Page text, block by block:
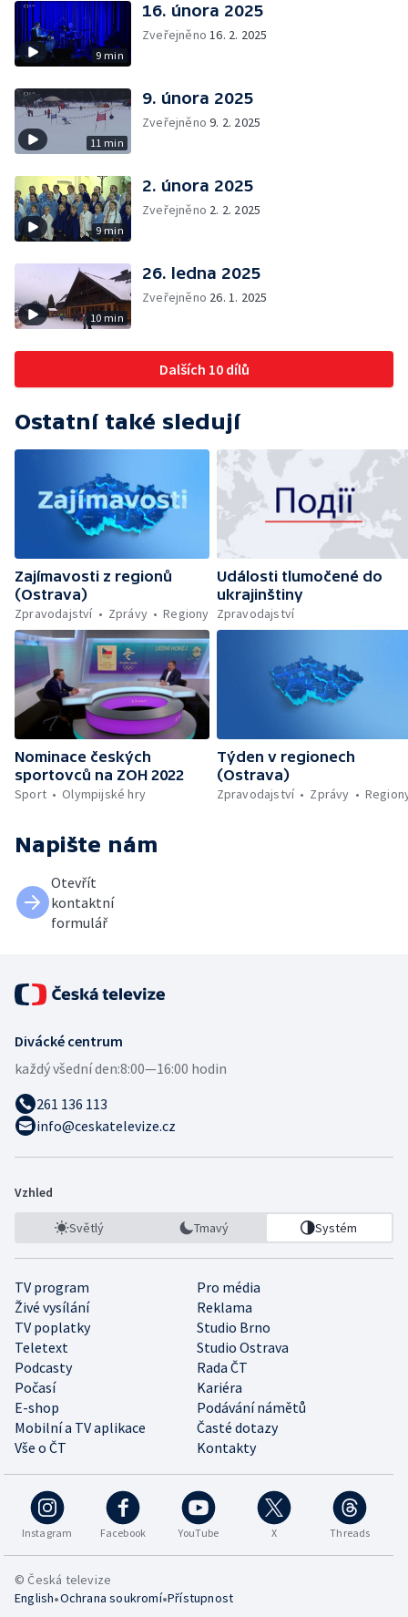
9 min
16. února 2025
Zveřejněno16. 2. 2025
11 min
9. února 2025
Zveřejněno9. 2. 2025
9 min
2. února 2025
Zveřejněno 2. 2. 2025
10 min
26. ledna 2025
Zveřejněno 26. 1. 2025
Dalších 10 dílů
Ostatní také sledují
Zajímavosti z regionů
(Ostrava)
Zpravodajství
Zprávy Regiony
Události tlumočené do
ukrajinštiny
Zpravodajství
Nominace českých
sportovců na ZOH 2022
Sport
Olympijské hry
Týden v regionech
(Ostrava)
Zpravodajství
Zprávy
Napište nám
Otevřít
kontaktní
formulář
Divácké centrum
každý všední den:8:00—16:00 hodin
261 136 113
info@ceskatelevize.cz
Vzhled
Světlý Tmavý Systém
TV program
Pro média
Živé vysílání
Reklama
TV poplatky
Studio Brno
Teletext
Studio Ostrava
Podcasty
Rada ČT
Počasí
Kariéra
E-shop
Podávání námětů
Mobilní a TV aplikace
Časté dotazy
Vše o ČT
Kontakty
Instagram Facebook YouTube X Threads
© Česká televize
English•Ochrana soukromí•Přístupnost